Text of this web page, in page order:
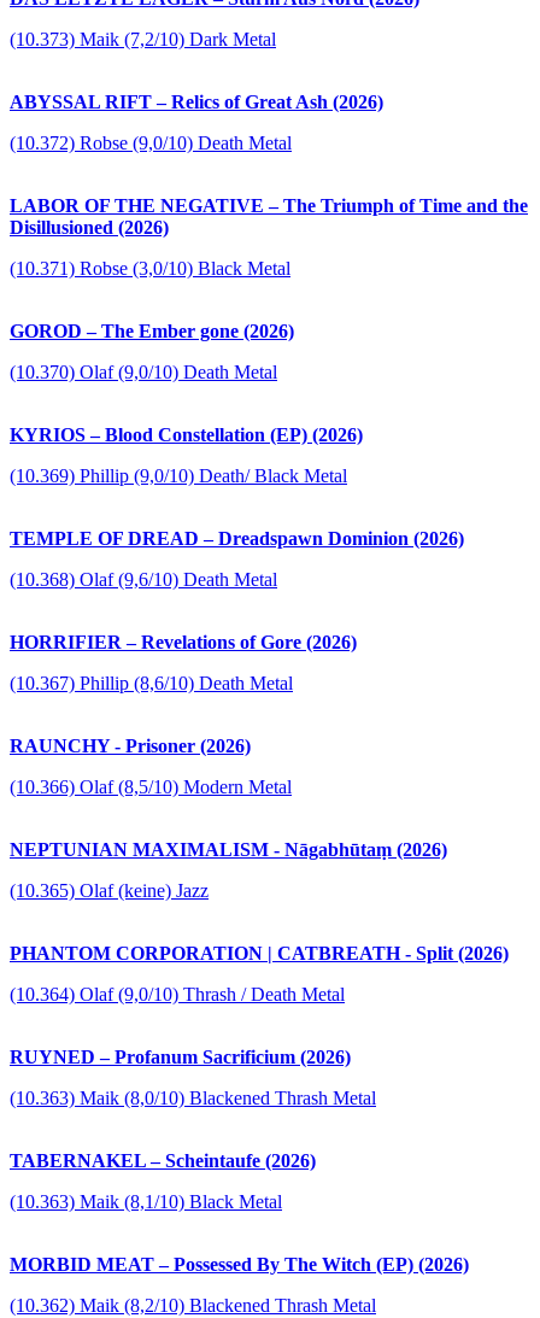
(10.373) Maik (7,2/10) Dark Metal
ABYSSAL RIFT – Relics of Great Ash (2026)
(10.372) Robse (9,0/10) Death Metal
LABOR OF THE NEGATIVE – The Triumph of Time and the
Disillusioned (2026)
(10.371) Robse (3,0/10) Black Metal
GOROD – The Ember gone (2026)
(10.370) Olaf (9,0/10) Death Metal
KYRIOS – Blood Constellation (EP) (2026)
(10.369) Phillip (9,0/10) Death/ Black Metal
TEMPLE OF DREAD – Dreadspawn Dominion (2026)
(10.368) Olaf (9,6/10) Death Metal
HORRIFIER – Revelations of Gore (2026)
(10.367) Phillip (8,6/10) Death Metal
RAUNCHY - Prisoner (2026)
(10.366) Olaf (8,5/10) Modern Metal
NEPTUNIAN MAXIMALISM - Nāgabhūtaṃ (2026)
(10.365) Olaf (keine) Jazz
PHANTOM CORPORATION | CATBREATH - Split (2026)
(10.364) Olaf (9,0/10) Thrash / Death Metal
RUYNED – Profanum Sacrificium (2026)
(10.363) Maik (8,0/10) Blackened Thrash Metal
TABERNAKEL – Scheintaufe (2026)
(10.363) Maik (8,1/10) Black Metal
MORBID MEAT – Possessed By The Witch (EP) (2026)
(10.362) Maik (8,2/10) Blackened Thrash Metal